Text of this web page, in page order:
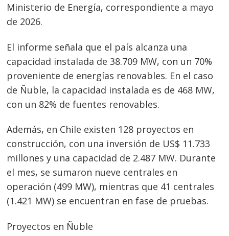
Ministerio de Energía, correspondiente a mayo
de 2026.
El informe señala que el país alcanza una
capacidad instalada de 38.709 MW, con un 70%
proveniente de energías renovables. En el caso
de Ñuble, la capacidad instalada es de 468 MW,
con un 82% de fuentes renovables.
Además, en Chile existen 128 proyectos en
construcción, con una inversión de US$ 11.733
millones y una capacidad de 2.487 MW. Durante
el mes, se sumaron nueve centrales en
operación (499 MW), mientras que 41 centrales
(1.421 MW) se encuentran en fase de pruebas.
Proyectos en Ñuble